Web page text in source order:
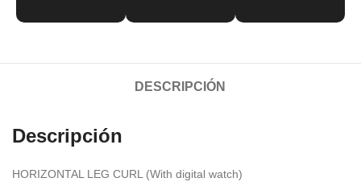
DESCRIPCIÓN
Descripción
HORIZONTAL LEG CURL (With digital watch)